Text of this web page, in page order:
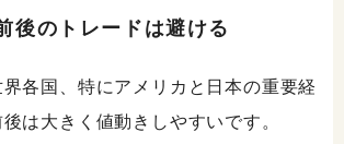
後のトレードは避ける
界各国、特にアメリカと日本の重要経
は大きく値動きしやすいです。